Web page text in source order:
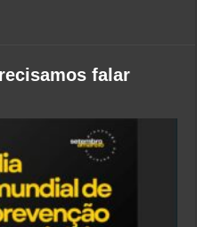
falar